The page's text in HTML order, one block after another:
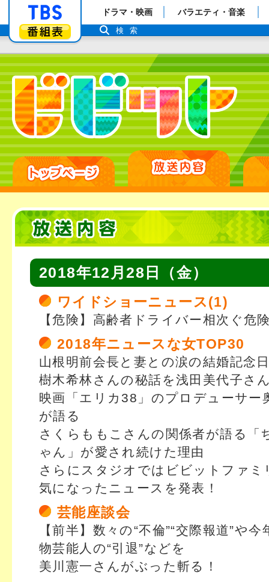
「TBSテレビ」トップページ
番組表
ドラマ・映画 バラエティ・音楽
検索
2018年12月28日（金）
ワイドショーニュース(1)
【危険】高齢者ドライバー相次ぐ危
2018年ニュースな女TOP30
山根明前会長と妻との涙の結婚記念
樹木希林さんの秘話を浅田美代子さ
映画「エリカ38」のプロデューサー
が語る
さくらももこさんの関係者が語る「
ゃん」が愛され続けた理由
さらにスタジオではビビットファミ
気になったニュースを発表！
芸能座談会
【前半】数々の“不倫”“交際報道”や
物芸能人の“引退”などを
美川憲一さんがぶった斬る！